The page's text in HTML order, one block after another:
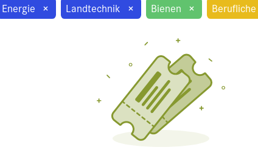
Energie × Landtechnik × Bienen ×